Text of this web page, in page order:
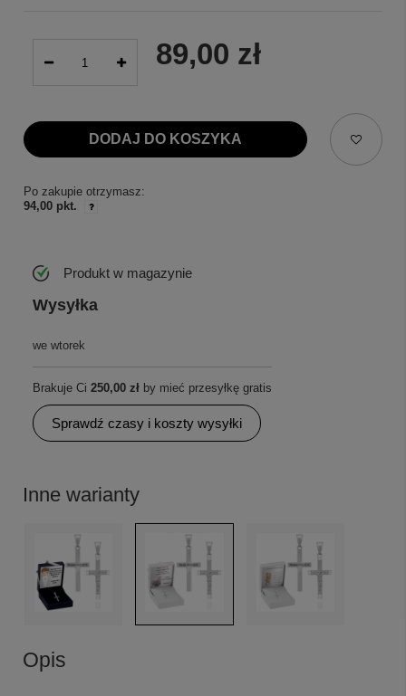
89,00 zł
DODAJ DO KOSZYKA
Po zakupie otrzymasz:
94,00 pkt.
Produkt w magazynie
Wysyłka
we wtorek
Brakuje Ci 250,00 zł by mieć przesyłkę gratis
Sprawdź czasy i koszty wysyłki
Inne warianty
Opis